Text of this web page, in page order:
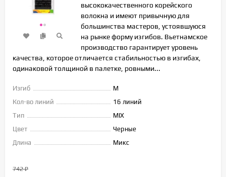
высококачественного корейского
волокна и имеют привычную для
большинства мастеров, устоявшуюся
на рынке форму изгибов. Вьетнамское
производство гарантирует уровень
качества, которое отличается стабильностью в изгибах,
одинаковой толщиной в палетке, ровными...
Изгиб
M
Кол-во линий
16 линий
Тип
MIX
Цвет
Черные
Длина
Микс
742₽